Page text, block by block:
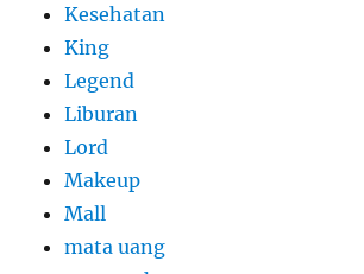
Kesehatan
King
Legend
Liburan
Lord
Makeup
Mall
mata uang